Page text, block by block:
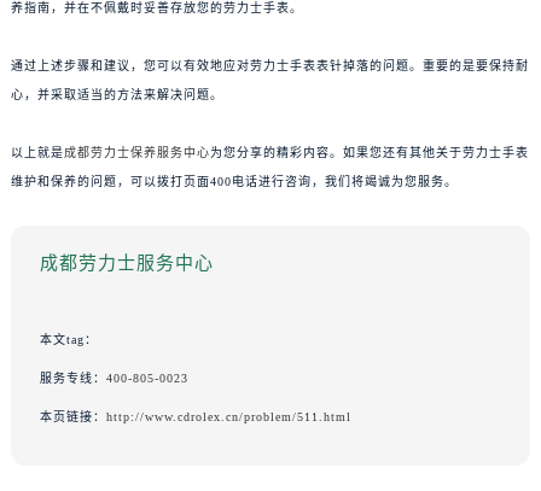
养指南，并在不佩戴时妥善存放您的劳力士手表。
通过上述步骤和建议，您可以有效地应对劳力士手表表针掉落的问题。重要的是要保持耐
心，并采取适当的方法来解决问题。
以上就是成都劳力士保养服务中心为您分享的精彩内容。如果您还有其他关于劳力士手表
维护和保养的问题，可以拨打页面400电话进行咨询，我们将竭诚为您服务。
成都劳力士服务中心
本文tag：
服务专线： 400-805-0023
本页链接： http://www.cdrolex.cn/problem/511.html